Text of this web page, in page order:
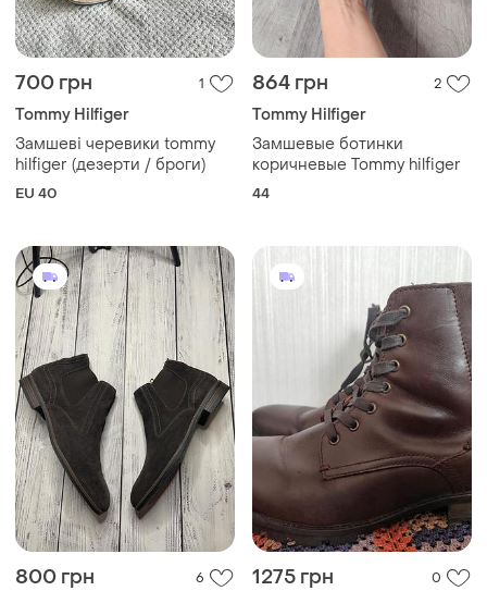
700 грн 1
Tommy Hilfiger
Замшеві черевики tommy
hilfiger (дезерти / броги)
EU 40
864 грн 2
Tommy Hilfiger
Замшевые ботинки
коричневые Tommy hilfiger
44
800 грн 6 1275 грн 0